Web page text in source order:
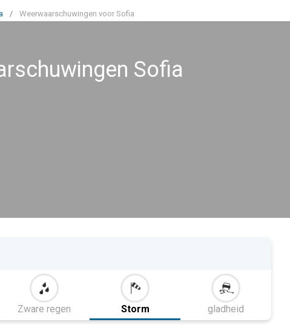
/ Weerwaarschuwingen voor Sofia
Sofia
Zware regen Storm gladheid